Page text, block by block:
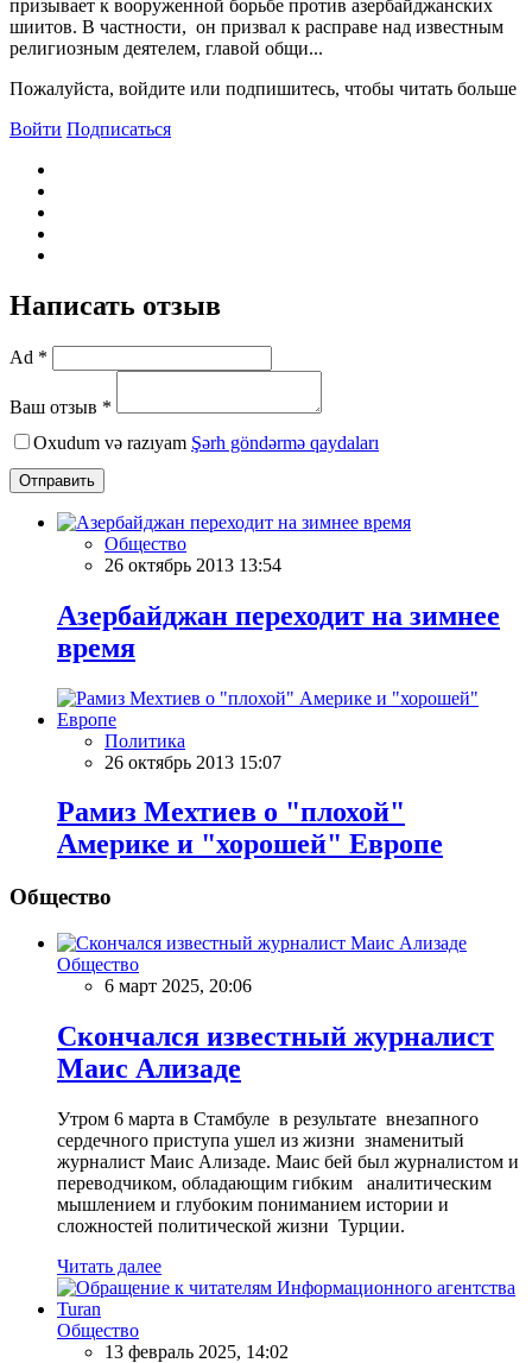
призывает к вооруженной борьбе против азербайджанских
шиитов. В частности, он призвал к расправе над известным
религиозным деятелем, главой общи...
Пожалуйста, войдите или подпишитесь, чтобы читать больше
Войти Подписаться
Написать отзыв
Ad *
Ваш отзыв *
Oxudum və razıyam Şərh göndərmə qaydaları
Отправить
Общество
26 октябрь 2013 13:54
Азербайджан переходит на зимнее
время
Политика
26 октябрь 2013 15:07
Рамиз Мехтиев о "плохой"
Америке и "хорошей" Европе
Общество
Общество
6 март 2025, 20:06
Скончался известный журналист
Маис Ализаде
Утром 6 марта в Стамбуле в результате внезапного
сердечного приступа ушел из жизни знаменитый
журналист Маис Ализаде. Маис бей был журналистом и
переводчиком, обладающим гибким аналитическим
мышлением и глубоким пониманием истории и
сложностей политической жизни Турции.
Читать далее
Общество
13 февраль 2025, 14:02